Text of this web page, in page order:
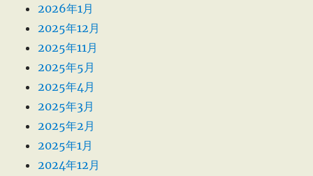
2026年1月
2025年12月
2025年11月
2025年5月
2025年4月
2025年3月
2025年2月
2025年1月
2024年12月